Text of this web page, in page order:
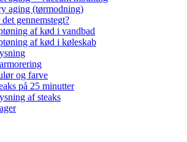
aging (tørmodning)
gennemstegt?
af kød i vandbad
af kød i køleskab
og farve
på 25 minutter
af steaks